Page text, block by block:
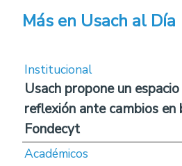
Más en Usach al Día
Institucional
Usach propone un
reflexión ante cambios en
Fondecyt
Académicos